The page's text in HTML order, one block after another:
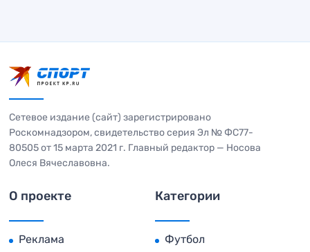
Сетевое издание (сайт) зарегистрировано
Роскомнадзором, свидетельство серия Эл № ФС77-
80505 от 15 марта 2021 г. Главный редактор — Носова
Олеся Вячеславовна.
О проекте
Реклама
Категории
Футбол